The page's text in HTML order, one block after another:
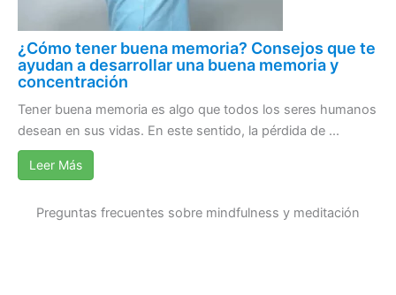
¿Cómo tener buena memoria? Consejos que te
ayudan a desarrollar una buena memoria y
concentración
Tener buena memoria es algo que todos los seres humanos
desean en sus vidas. En este sentido, la pérdida de ...
Leer Más
Preguntas frecuentes sobre mindfulness y meditación